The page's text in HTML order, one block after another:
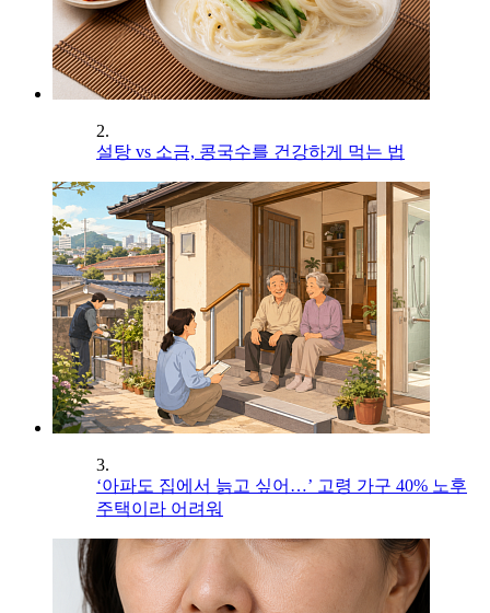
2.
설탕 vs 소금, 콩국수를 건강하게 먹는 법
3.
‘아파도 집에서 늙고 싶어…’ 고령 가구 40% 노후
주택이라 어려워